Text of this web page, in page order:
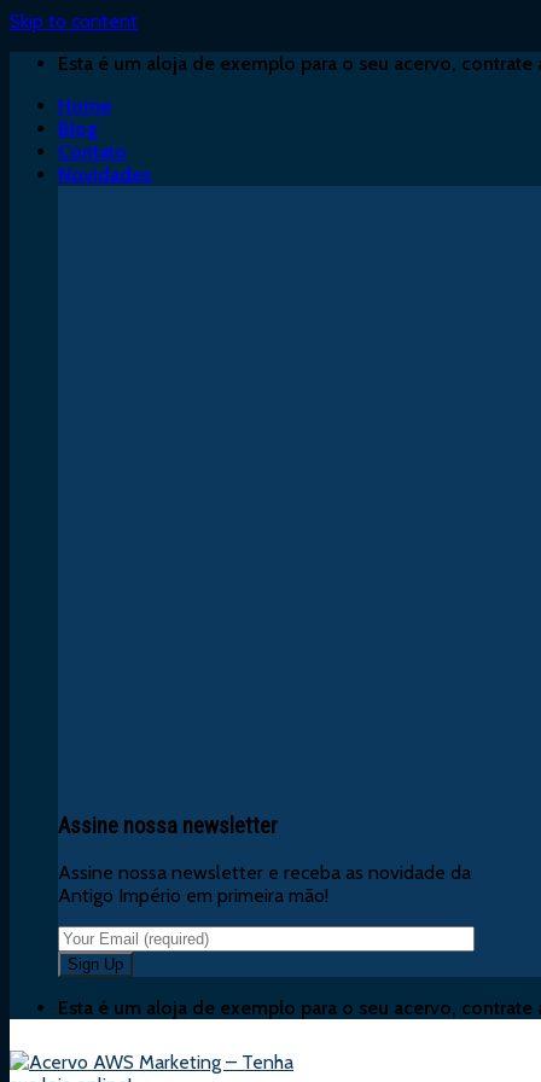
Skip to content
Esta é um aloja de exemplo para o seu acervo, contrate
Home
Blog
Contato
Novidades
Assine nossa newsletter
Assine nossa newsletter e receba as novidade da
Antigo Império em primeira mão!
Esta é um aloja de exemplo para o seu acervo, contrate